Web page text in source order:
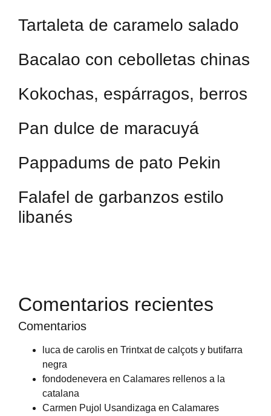
Tartaleta de caramelo salado
Bacalao con cebolletas chinas
Kokochas, espárragos, berros
Pan dulce de maracuyá
Pappadums de pato Pekin
Falafel de garbanzos estilo
libanés
Comentarios recientes
Comentarios
luca de carolis en Trintxat de calçots y butifarra
negra
fondodenevera en Calamares rellenos a la
catalana
Carmen Pujol Usandizaga en Calamares